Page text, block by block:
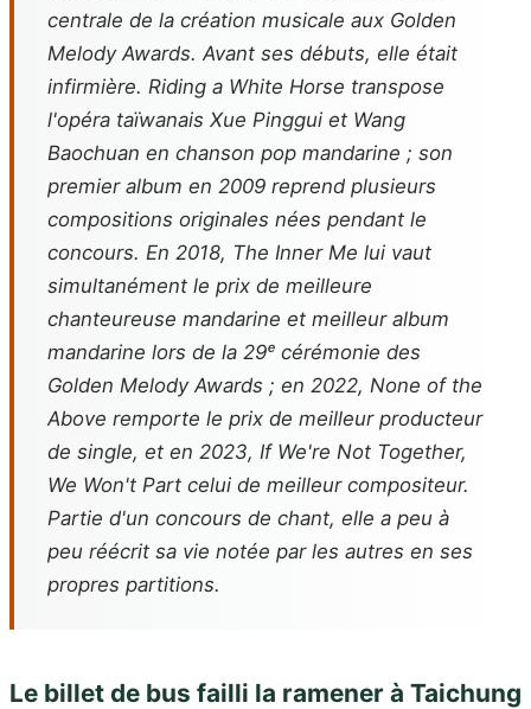
centrale de la création musicale aux Golden
Melody Awards. Avant ses débuts, elle était
infirmière. Riding a White Horse transpose
l'opéra taïwanais Xue Pinggui et Wang
Baochuan en chanson pop mandarine ; son
premier album en 2009 reprend plusieurs
compositions originales nées pendant le
concours. En 2018, The Inner Me lui vaut
simultanément le prix de meilleure
chanteureuse mandarine et meilleur album
mandarine lors de la 29ᵉ cérémonie des
Golden Melody Awards ; en 2022, None of the
Above remporte le prix de meilleur producteur
de single, et en 2023, If We're Not Together,
We Won't Part celui de meilleur compositeur.
Partie d'un concours de chant, elle a peu à
peu réécrit sa vie notée par les autres en ses
propres partitions.
Le billet de bus failli la ramener à Taichung